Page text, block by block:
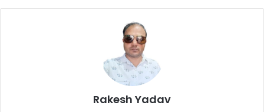
Rakesh Yadav